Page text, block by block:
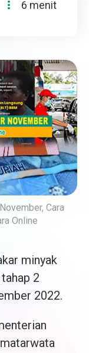
6 menit
Cara
Online
minyak
2
2022.